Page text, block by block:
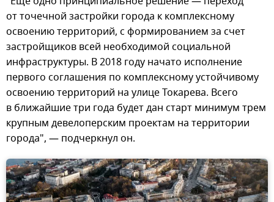
от точечной застройки города к комплексному
освоению территорий, с формированием за счет
застройщиков всей необходимой социальной
инфраструктуры. В 2018 году начато исполнение
первого соглашения по комплексному устойчивому
освоению территорий на улице Токарева. Всего
в ближайшие три года будет дан старт минимум трем
крупным девелоперским проектам на территории
города", — подчеркнул он.